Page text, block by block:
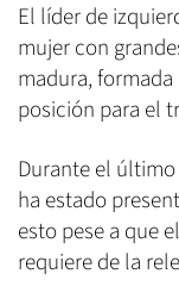
El líder de
mujer con
madura,
posición para el
Durante el
ha estado
esto pese a que
requiere de la